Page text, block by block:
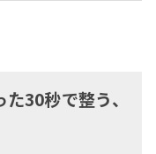
30秒で整う、